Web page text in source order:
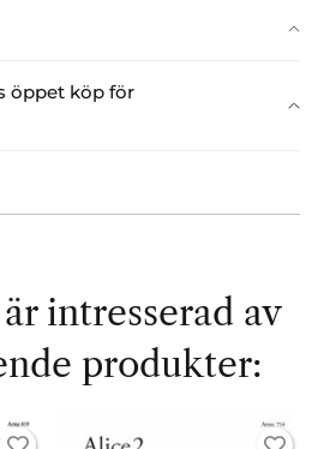
öppet köp för
intresserad av
produkter: